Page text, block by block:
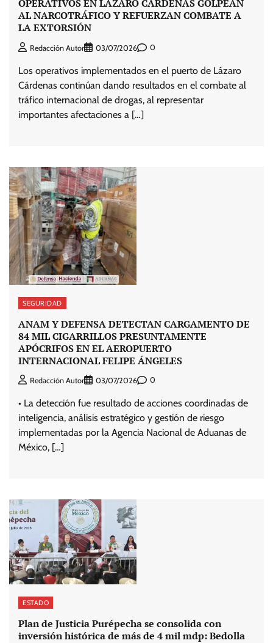
OPERATIVOS EN LÁZARO CÁRDENAS GOLPEAN
AL NARCOTRÁFICO Y REFUERZAN COMBATE A
LA EXTORSIÓN
Redacción Autor 03/07/2026 0
Los operativos implementados en el puerto de Lázaro
Cárdenas continúan dando resultados en el combate al
tráfico internacional de drogas, al representar
importantes afectaciones a […]
SEGURIDAD
ANAM Y DEFENSA DETECTAN CARGAMENTO DE
84 MIL CIGARRILLOS PRESUNTAMENTE
APÓCRIFOS EN EL AEROPUERTO
INTERNACIONAL FELIPE ÁNGELES
Redacción Autor 03/07/2026 0
• La detección fue resultado de acciones coordinadas de
inteligencia, análisis estratégico y gestión de riesgo
implementadas por la Agencia Nacional de Aduanas de
México, […]
ESTADO
Plan de Justicia Purépecha se consolida con
inversión histórica de más de 4 mil mdp: Bedolla